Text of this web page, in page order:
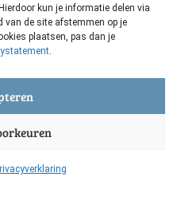
kun je informatie delen via
van de site afstemmen op je
plaatsen, pas dan je
.
met haar
Os
middelen voor
de natuur voor grote en